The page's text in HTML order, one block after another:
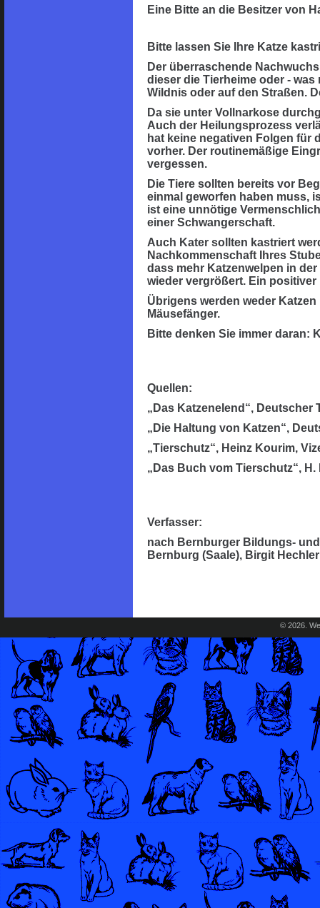
Eine Bitte an die Besitzer von
Bitte lassen Sie Ihre Katze
Der überraschende
dieser die Tierheime oder -
Wildnis oder auf den Straßen.
Da sie unter Vollnarkose
Auch der Heilungsprozess
hat keine negativen Folgen für
vorher. Der routinemäßige
vergessen.
Die Tiere sollten bereits vor
einmal geworfen haben muss,
ist eine unnötige
einer Schwangerschaft.
Auch Kater sollten kastriert
Nachkommenschaft Ihres
dass mehr Katzenwelpen in
wieder vergrößert. Ein
Übrigens werden weder
Mäusefänger.
Bitte denken Sie immer daran:
Quellen:
„Das Katzenelend“,
„Die Haltung von Katzen“,
„Tierschutz“, Heinz Kourim,
„Das Buch vom Tierschutz“,
Verfasser:
nach Bernburger Bildungs-
Bernburg (Saale), Birgit
© 2026.